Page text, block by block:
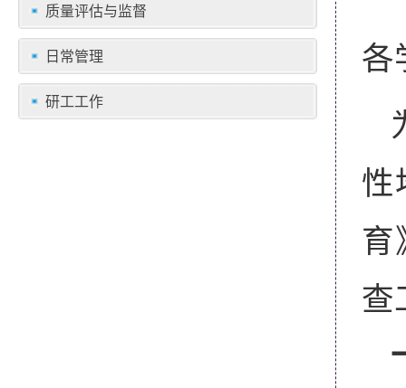
质量评估与监督
日常管理
研工工作
各
性
育
查